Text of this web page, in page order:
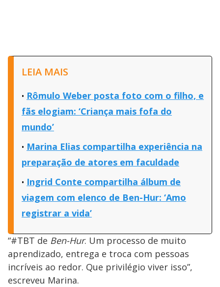
LEIA MAIS
Rômulo Weber posta foto com o filho, e
fãs elogiam: ‘Criança mais fofa do
mundo’
Marina Elias compartilha experiência na
preparação de atores em faculdade
Ingrid Conte compartilha álbum de
viagem com elenco de Ben-Hur: ‘Amo
registrar a vida’
“#TBT de Ben-Hur. Um processo de muito
aprendizado, entrega e troca com pessoas
incríveis ao redor. Que privilégio viver isso”,
escreveu Marina.